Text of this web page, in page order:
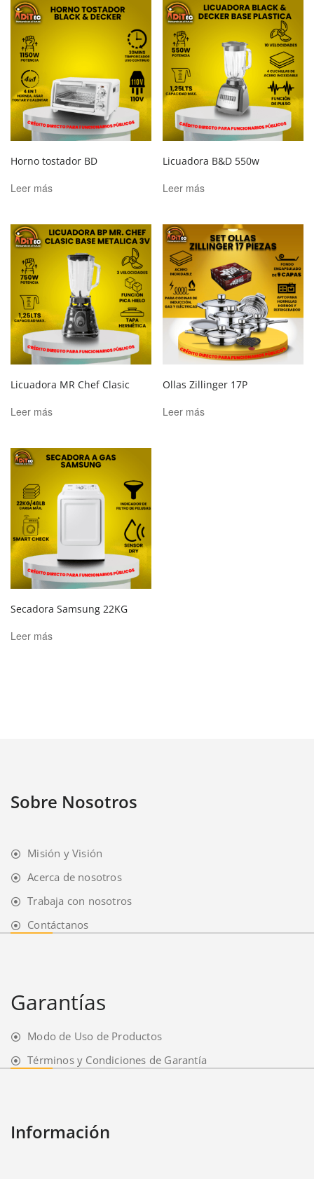
Horno tostador BD
Leer más
Licuadora B&D 550w
Leer más
Licuadora MR Chef Clasic
Leer más
Ollas Zillinger 17P
Leer más
Secadora Samsung 22KG
Leer más
Sobre Nosotros
Misión y Visión
Acerca de nosotros
Trabaja con nosotros
Contáctanos
Garantías
Modo de Uso de Productos
Términos y Condiciones de Garantía
Información